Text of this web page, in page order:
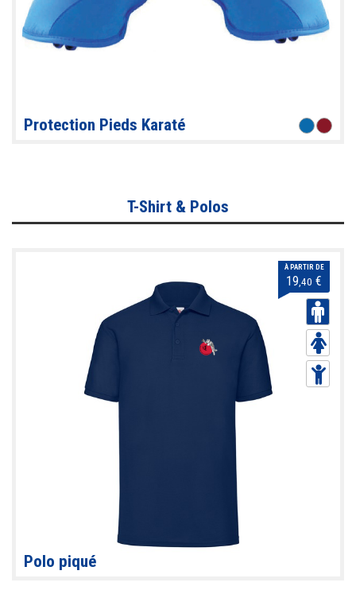
Protection Pieds Karaté
T-Shirt & Polos
À PARTIR DE
19 ,40 €
Polo piqué